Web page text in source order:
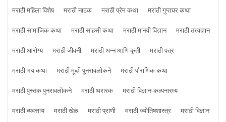
मराठी महिला विशेष
मराठी नाटक मराठी प्रेम कथा
मराठी गुप्तचर कथा
मराठी सामाजिक कथा
मराठी साहसी कथा मराठी मानवी विज्ञान
मराठी तत्त्वज्ञान
मराठी आरोग्य
मराठी जीवनी मराठी अन्न आणि कृती
मराठी पत्र
मराठी भय कथा
मराठी मूव्ही पुनरावलोकने
मराठी पौराणिक कथा
मराठी पुस्तक पुनरावलोकने
मराठी थरारक
मराठी विज्ञान-कल्पनारम्य
मराठी व्यवसाय
मराठी खेळ मराठी प्राणी मराठी ज्योतिषशास्त्र
मराठी विज्ञान